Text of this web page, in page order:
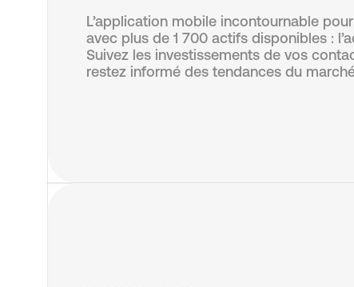
L’application mobile incontournable
avec plus de 1 700 actifs disponibles :
Suivez les investissements de vos
restez informé des tendances du